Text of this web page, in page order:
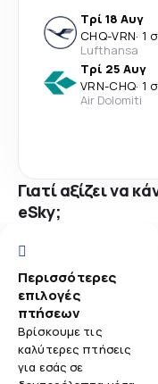
Τρί 18 Αυγ
CHQ-VRN· 1
Lufthansa
Τρί 25 Αυγ
VRN-CHQ· 1
Air Dolomiti
Γιατί αξίζει να
eSky;
Περισσότερες
επιλογές
πτήσεων
Βρίσκουμε τις
καλύτερες πτήσεις
για εσάς σε